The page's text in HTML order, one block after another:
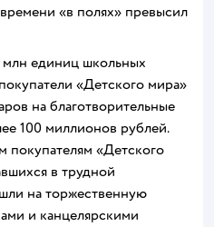
«в полях» превысил
единиц школьных
«Детского мира»
на благотворительные
100 миллионов рублей.
покупателям «Детского
в трудной
на торжественную
и канцелярскими